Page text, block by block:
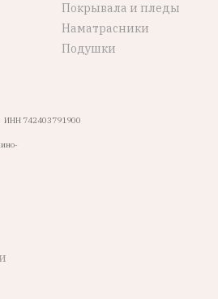
ИНН 742403791900
Покрывала и пледы
Наматрасники
Подушки